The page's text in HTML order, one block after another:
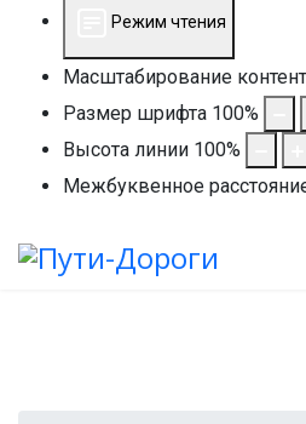
Режим чтения
Масштабирование
Размер шрифта 100%
Высота линии 100%
Межбуквенное